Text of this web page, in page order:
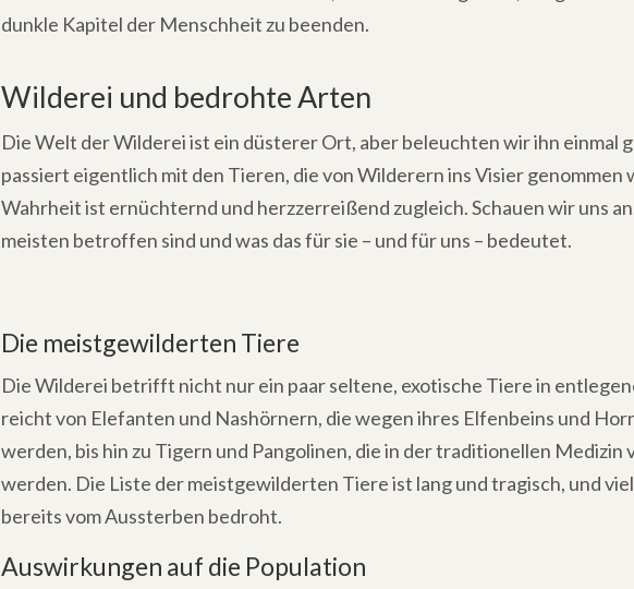
dunkle Kapitel der Menschheit zu beenden.
Wilderei und bedrohte Arten
Die Welt der Wilderei ist ein düsterer Ort, aber beleuchten wir ihn einmal
passiert eigentlich mit den Tieren, die von Wilderern ins Visier genommen
Wahrheit ist ernüchternd und herzzerreißend zugleich. Schauen wir uns
meisten betroffen sind und was das für sie – und für uns – bedeutet.
Die meistgewilderten Tiere
Die Wilderei betrifft nicht nur ein paar seltene, exotische Tiere in
reicht von Elefanten und Nashörnern, die wegen ihres Elfenbeins und
werden, bis hin zu Tigern und Pangolinen, die in der traditionellen Medizin
werden. Die Liste der meistgewilderten Tiere ist lang und tragisch, und
bereits vom Aussterben bedroht.
Auswirkungen auf die Population